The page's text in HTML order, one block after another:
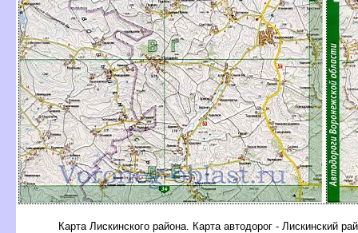
Карта Лискинского района. Карта автодорог - Лискинский